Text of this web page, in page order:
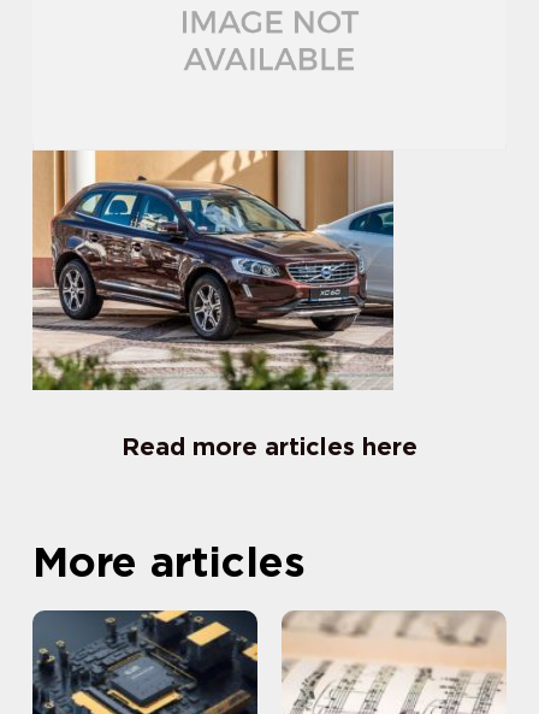
Read more articles here
More articles